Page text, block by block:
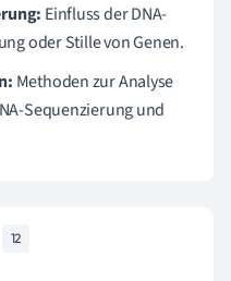
Einfluss der DNA-
oder Stille von Genen.
Methoden zur Analyse
Sequenzierung und
12